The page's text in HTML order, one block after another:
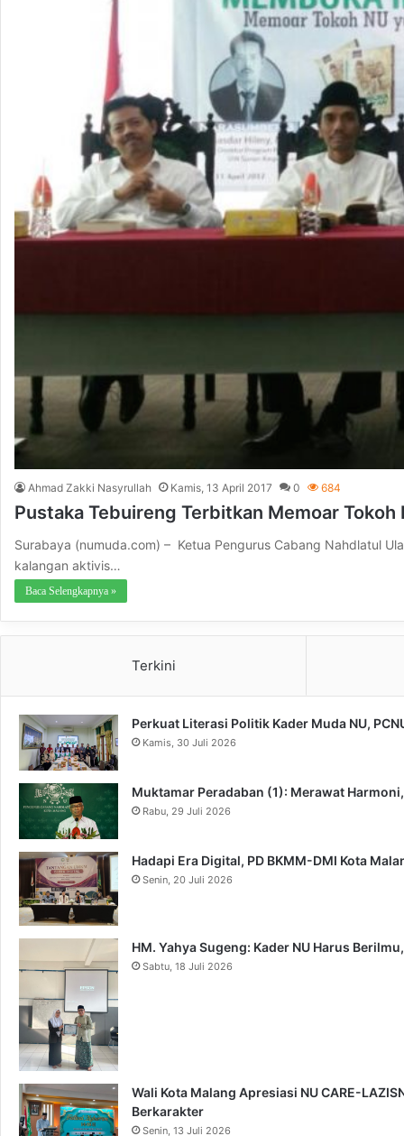
Ahmad Zakki Nasyrullah Kamis, 13 April 2017 0 684
​Pustaka Tebuireng Terbitkan Memoar Tokoh
Surabaya (numuda.com) – Ketua Pengurus Cabang Nahdlatul
kalangan aktivis…
Baca Selengkapnya »
Terkini
Perkuat Literasi Politik Kader Muda NU,
Kamis, 30 Juli 2026
Muktamar Peradaban (1): Merawat
Rabu, 29 Juli 2026
Hadapi Era Digital, PD BKMM-DMI Kota
Senin, 20 Juli 2026
HM. Yahya Sugeng: Kader NU Harus
Sabtu, 18 Juli 2026
Wali Kota Malang Apresiasi NU CARE-
Berkarakter
Senin, 13 Juli 2026